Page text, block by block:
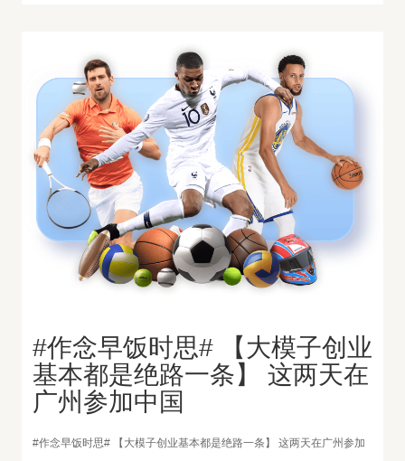
#作念早饭时思# 【大模子创业
基本都是绝路一条】 这两天在
广州参加中国
#作念早饭时思# 【大模子创业基本都是绝路一条】 这两天在广州参加